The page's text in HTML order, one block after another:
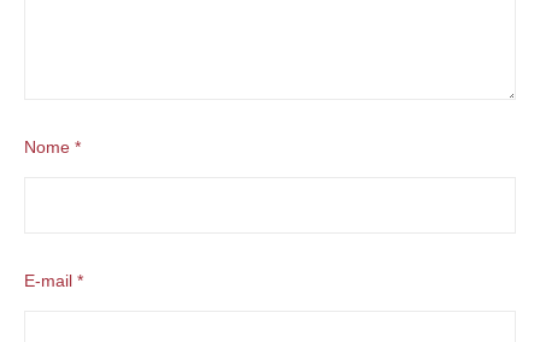
Nome *
E-mail *